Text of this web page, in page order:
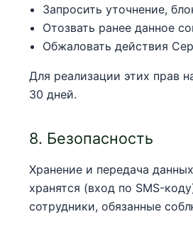
Запросить уточнение,
Отозвать ранее данное
Обжаловать действия
Для реализации этих прав
30 дней.
8. Безопасность
Хранение и передача
хранятся (вход по SMS-
сотрудники, обязанные